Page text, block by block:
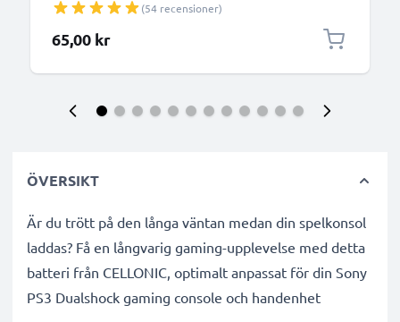
sladd
(54 recensioner)
65,00 kr
ÖVERSIKT
Är du trött på den långa väntan medan din spelkonsol
laddas? Få en långvarig gaming-upplevelse med detta
batteri från CELLONIC, optimalt anpassat för din Sony
PS3 Dualshock gaming console och handenhet